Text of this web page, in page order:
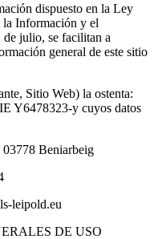
dispuesto en la Ley
la Información y el
julio, se facilitan a
general de este sitio
Sitio Web) la ostenta:
Y6478323-y cuyos datos
Beniarbeig
leipold.eu
DE USO